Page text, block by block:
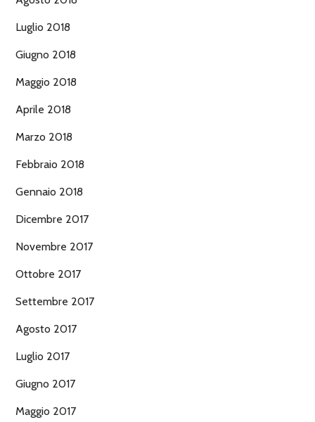
Luglio 2018
Giugno 2018
Maggio 2018
Aprile 2018
Marzo 2018
Febbraio 2018
Gennaio 2018
Dicembre 2017
Novembre 2017
Ottobre 2017
Settembre 2017
Agosto 2017
Luglio 2017
Giugno 2017
Maggio 2017